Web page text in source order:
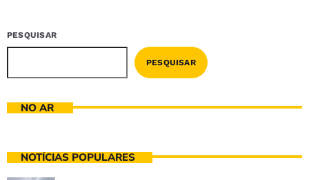
PESQUISAR
PESQUISAR
NO AR
NOTÍCIAS POPULARES